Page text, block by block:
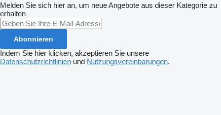
Melden Sie sich hier an, um neue Angebote aus dieser Kategorie zu
erhalten
Abonnieren
Indem Sie hier klicken, akzeptieren Sie unsere
Datenschutzrichtlinien und Nutzungsvereinbarungen.